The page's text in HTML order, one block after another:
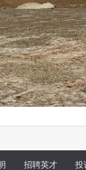
招聘英才 投